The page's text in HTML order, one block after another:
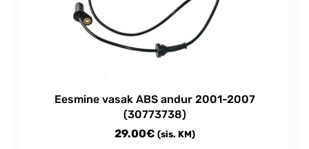
Eesmine vasak ABS andur 2001-2007
(30773738)
29.00€ (sis. KM)